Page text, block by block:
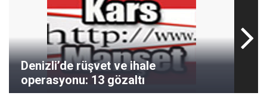
Denizli’de rüşvet ve ihale
operasyonu: 13 gözaltı